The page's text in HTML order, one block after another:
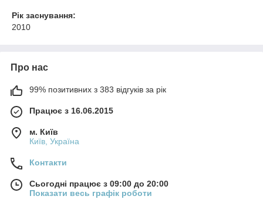
Рік заснування:
2010
Про нас
99% позитивних з 383 відгуків за рік
Працює з 16.06.2015
м. Київ
Київ, Україна
Контакти
Сьогодні працює з 09:00 до 20:00
Показати весь графік роботи